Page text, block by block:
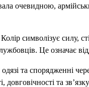
очевидною,
символізує силу,
Це означає
та спорядженні
та